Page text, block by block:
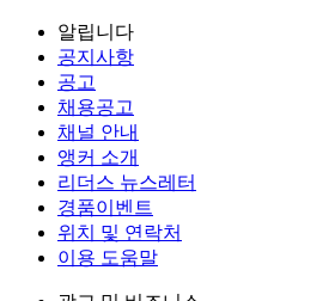
알립니다
공지사항
공고
채용공고
채널 안내
앵커 소개
리더스 뉴스레터
경품이벤트
위치 및 연락처
이용 도움말